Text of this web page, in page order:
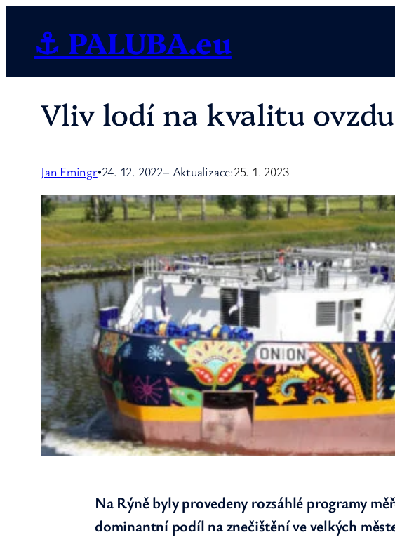
obsah
⚓ PALUBA.eu
Vliv lodí na kvalitu
Jan Emingr•24. 12. 2022– Aktualizace:25. 1. 2023
Na Rýně byly provedeny rozsáhlé programy
dominantní podíl na znečištění ve velkých